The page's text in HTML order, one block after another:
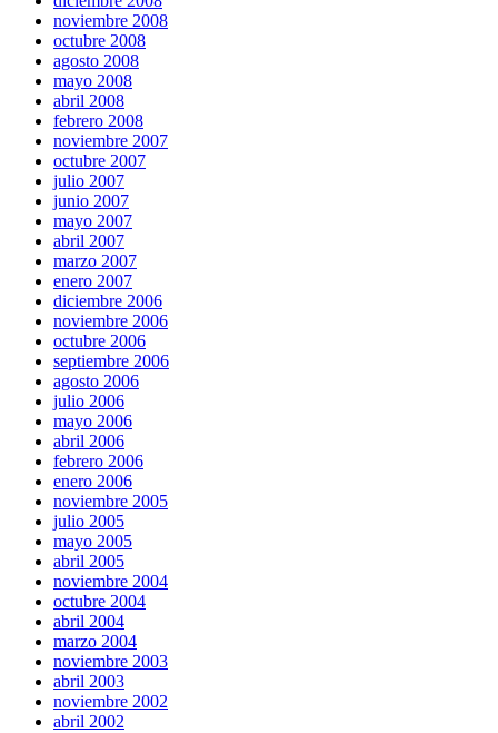
noviembre 2008
octubre 2008
agosto 2008
mayo 2008
abril 2008
febrero 2008
noviembre 2007
octubre 2007
julio 2007
junio 2007
mayo 2007
abril 2007
marzo 2007
enero 2007
diciembre 2006
noviembre 2006
octubre 2006
septiembre 2006
agosto 2006
julio 2006
mayo 2006
abril 2006
febrero 2006
enero 2006
noviembre 2005
julio 2005
mayo 2005
abril 2005
noviembre 2004
octubre 2004
abril 2004
marzo 2004
noviembre 2003
abril 2003
noviembre 2002
abril 2002